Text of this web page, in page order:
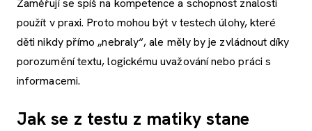
použít v praxi. Proto mohou být v testech úlohy, které
děti nikdy přímo „nebraly“, ale měly by je zvládnout díky
porozumění textu, logickému uvažování nebo práci s
informacemi.
Jak se z testu z matiky stane